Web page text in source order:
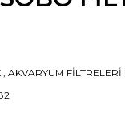
, AKVARYUM FİLTRELERİ